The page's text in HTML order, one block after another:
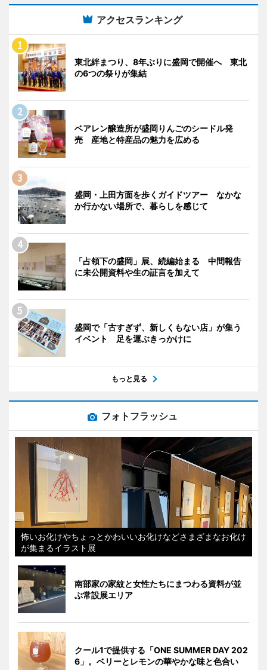
アクセスランキング
東北絆まつり、8年ぶりに盛岡で開催へ 東北
の6つの祭りが集結
ベアレン醸造所が盛岡りんごのシードル発
売 産地と特産品の魅力を広める
盛岡・上田方面を歩くガイドツアー なかな
か行かない場所で、暮らしを感じて
「占領下の盛岡」展、続編始まる 中間報告
に未公開資料や生の証言を加えて
盛岡で「古すぎず、新しくもない店」が集う
イベント 足を運ぶきっかけに
もっと見る
フォトフラッシュ
怖いお化けやちょっとかわいいお化けなどさまざまなお化け
が集まるイラスト展
南部家の家紋と女性たちにまつわる資料が並
ぶ常設展エリア
クール1で提供する「ONE SUMMER DAY 202
6」。ベリーとレモンの華やかな味と色合い